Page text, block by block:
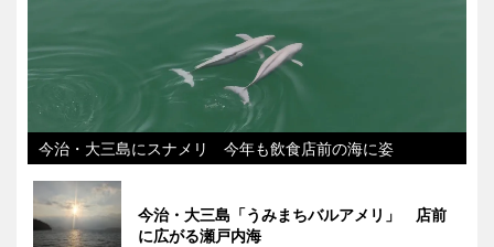
今治・大三島にスナメリ 今年も飲食店前の海に姿
今治・大三島「うみまちバルアメリ」 店前
に広がる瀬戸内海